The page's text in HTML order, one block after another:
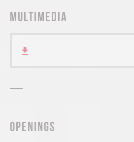
Multimedia
Openings